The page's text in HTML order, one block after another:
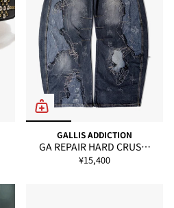
GALLIS ADDICTION
GA REPAIR HARD CRUS…
¥15,400